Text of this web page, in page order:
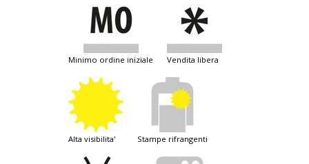
minimo ordine iniziale vendita libera
alta visibilita' stampe rifrangenti